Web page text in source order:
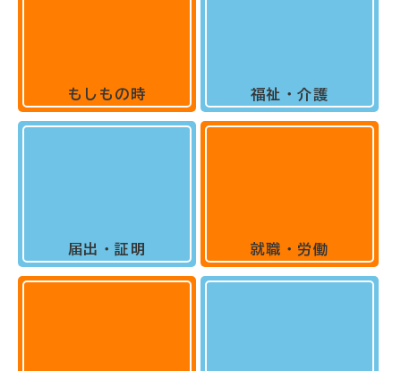
もしもの時
届出・証明
福祉・介護
就職・労働